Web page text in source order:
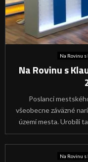
Na Rovinu
Na Rovinu s
Poslanci
všeobecne záväzné
území mesta. Urobili
Na Rovinu